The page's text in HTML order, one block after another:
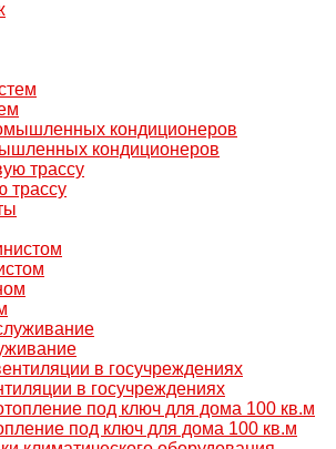
кондиционеров
трассу
в госучреждениях
под ключ для дома 100 кв.м